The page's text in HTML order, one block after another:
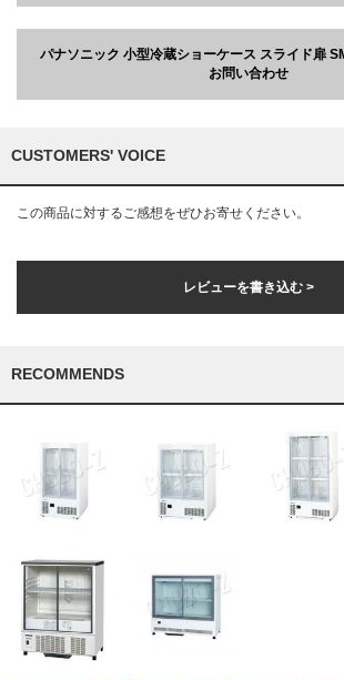
パナソニック 小型冷蔵ショーケース スライド扉
お問い合わせ
CUSTOMERS' VOICE
この商品に対するご感想をぜひお寄せください。
レビューを書き込む >
RECOMMENDS